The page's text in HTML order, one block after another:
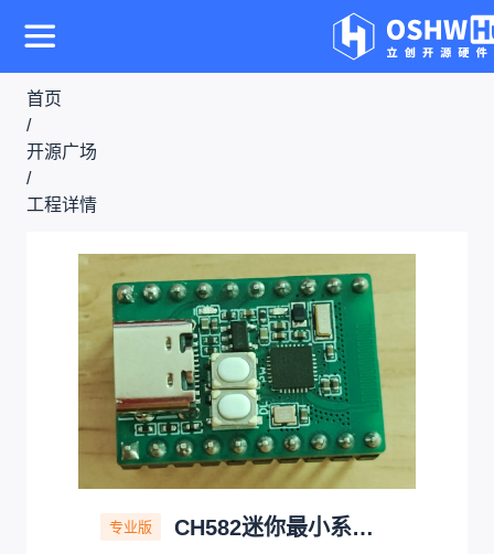
首页
/
开源广场
/
工程详情
专业版 CH582迷你最小系统板